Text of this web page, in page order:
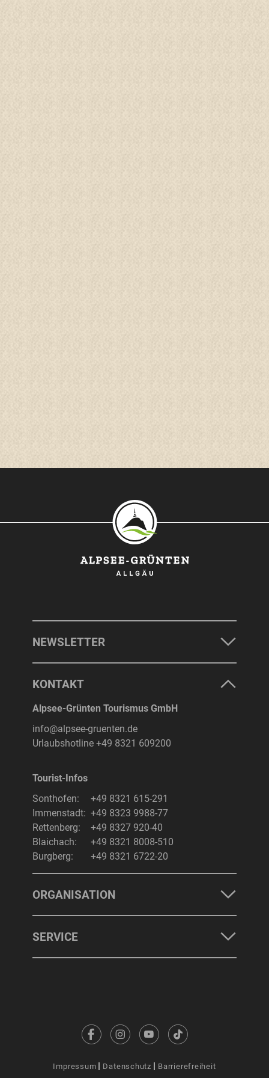
NEWSLETTER
KONTAKT
Alpsee-Grünten Tourismus GmbH
info@alpsee-gruenten.de
Urlaubshotline +49 8321 609200
Tourist-Infos
Sonthofen:
+49 8321 615-291
Immenstadt: +49 8323 9988-77
Rettenberg:
+49 8327 920-40
Blaichach:
+49 8321 8008-510
Burgberg:
+49 8321 6722-20
ORGANISATION
SERVICE
Impressum Datenschutz Barrierefreiheit